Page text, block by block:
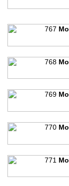
767
768
769
770
771